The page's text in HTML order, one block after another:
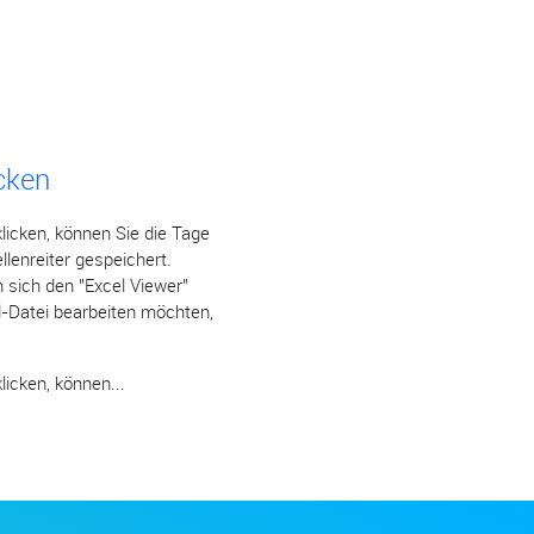
können Sie die Tage
gespeichert.
den "Excel Viewer"
Datei bearbeiten möchten,
können...